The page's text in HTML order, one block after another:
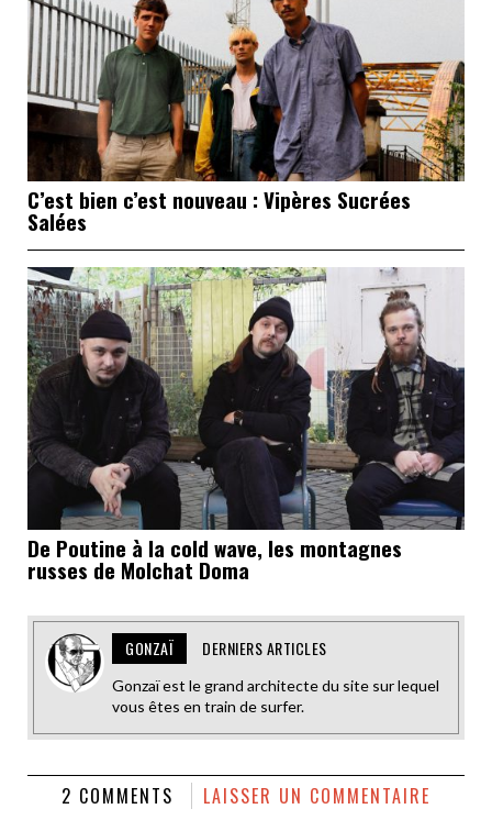
C’est bien c’est nouveau : Vipères Sucrées
Salées
De Poutine à la cold wave, les montagnes
russes de Molchat Doma
GONZAÏ DERNIERS ARTICLES
Gonzaï est le grand architecte du site sur lequel
vous êtes en train de surfer.
2 COMMENTS LAISSER UN COMMENTAIRE